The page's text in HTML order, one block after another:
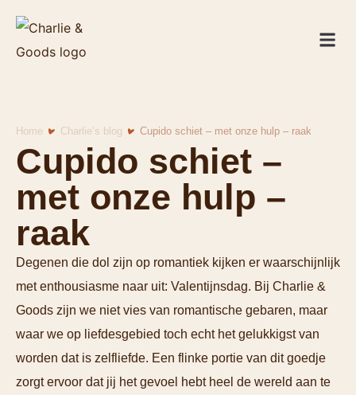
Home Charlie’s blog Cupido schiet – met onze hulp – raak
Cupido schiet –
met onze hulp –
raak
Degenen die dol zijn op romantiek kijken er waarschijnlijk
met enthousiasme naar uit: Valentijnsdag. Bij Charlie &
Goods zijn we niet vies van romantische gebaren, maar
waar we op liefdesgebied toch echt het gelukkigst van
worden dat is zelfliefde. Een flinke portie van dit goedje
zorgt ervoor dat jij het gevoel hebt heel de wereld aan te